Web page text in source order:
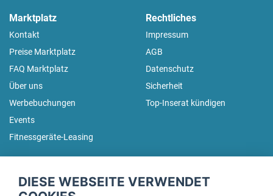
Marktplatz
Kontakt
Preise Marktplatz
FAQ Marktplatz
Über uns
Werbebuchungen
Events
Fitnessgeräte-Leasing
Rechtliches
Impressum
AGB
Datenschutz
Sicherheit
Top-Inserat kündigen
Trage dich hier für unseren Newsletter ein und erhalte regelmäßig
DIESE WEBSEITE VERWENDET